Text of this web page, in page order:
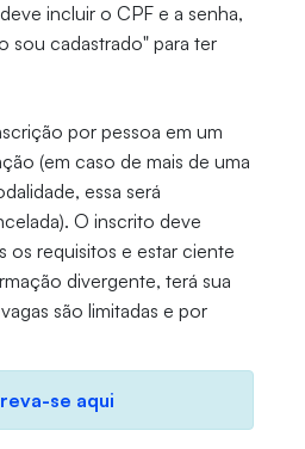
incluir o CPF e a senha,
sou cadastrado" para ter
por pessoa em um
(em caso de mais de uma
essa será
O inscrito deve
requisitos e estar ciente
divergente, terá sua
são limitadas e por
se aqui